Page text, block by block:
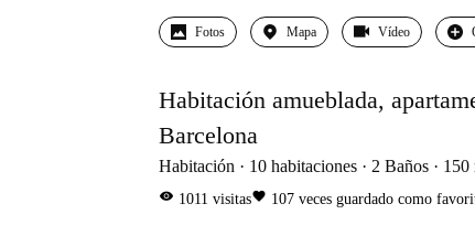
Fotos Mapa Vídeo
Habitación amueblada,
Barcelona
Habitación 10 habitaciones 2 Baños 150
visibility 1011 visitasfavorite 107 veces guardado como